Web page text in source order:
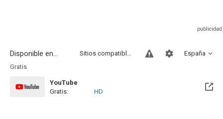
Disponible en... España
Sitios compatibles
Gratis
YouTube
Gratis:
HD